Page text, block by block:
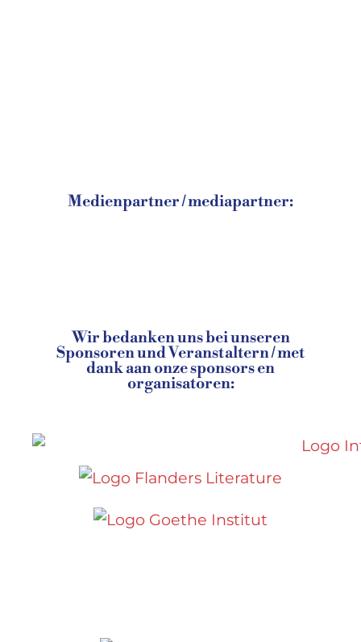
Medienpartner / mediapartner:
Wir bedanken uns bei unseren
Sponsoren und Veranstaltern / met
dank aan onze sponsors en
organisatoren: